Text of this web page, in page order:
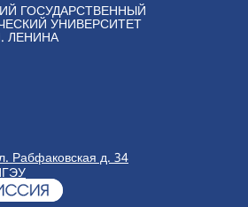
ГОСУДАРСТВЕННЫЙ
УНИВЕРСИТЕТ
ЛЕНИНА
Рабфаковская д. 34